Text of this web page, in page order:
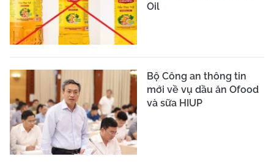
Oil
Bộ Công an thông tin
mới về vụ dầu ăn Ofood
và sữa HIUP